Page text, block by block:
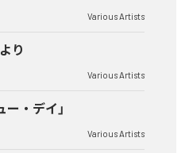
Various Artists
り
Various Artists
ー・デイ」
Various Artists